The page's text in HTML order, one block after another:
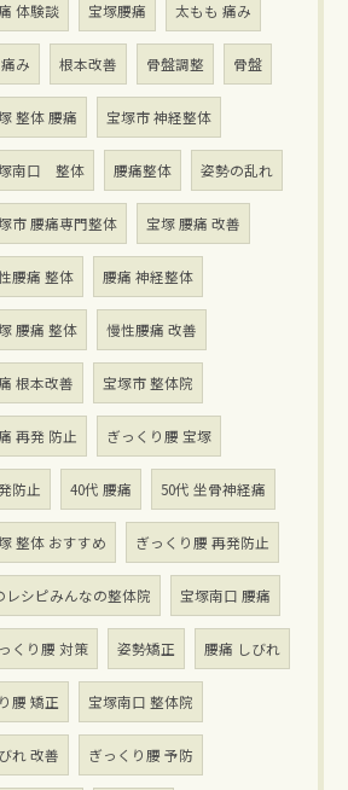
体験談 宝塚腰痛 太もも 痛み
み 根本改善 骨盤調整 骨盤
整体 腰痛 宝塚市 神経整体
南口 整体 腰痛整体 姿勢の乱れ
市 腰痛専門整体 宝塚 腰痛 改善
腰痛 整体 腰痛 神経整体
腰痛 整体 慢性腰痛 改善
根本改善 宝塚市 整体院
再発 防止 ぎっくり腰 宝塚
防止 40代 腰痛 50代 坐骨神経痛
整体 おすすめ ぎっくり腰 再発防止
レシピみんなの整体院 宝塚南口 腰痛
くり腰 対策 姿勢矯正 腰痛 しびれ
腰 矯正 宝塚南口 整体院
れ 改善 ぎっくり腰 予防